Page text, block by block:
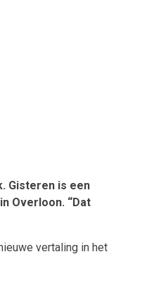
Gisteren is een
Overloon. “Dat
vertaling in het